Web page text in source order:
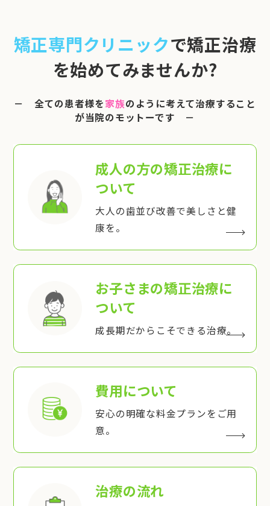
※日曜は不定期で診療してい
ます
矯正専門クリニックで矯正治療
を始めてみませんか?
－ 全ての患者様を家族のように考えて治療すること
が当院のモットーです －
成人の方の矯正治療に
ついて
大人の歯並び改善で美しさと健
康を。
お子さまの矯正治療に
ついて
成長期だからこそできる治療。
費用について
安心の明確な料金プランをご用
意。
治療の流れ